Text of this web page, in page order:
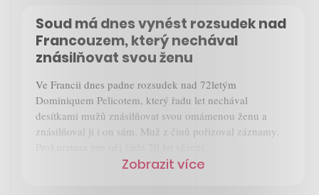
Soud má dnes vynést rozsudek nad
Francouzem, který nechával
znásilňovat svou ženu
Ve Francii dnes padne rozsudek nad 72letým
Dominiquem Pelicotem, který řadu let nechával
desítkami mužů znásilňovat svou omámenou ženu a
znásilňoval ji i on sám. Muž z činů pořizoval záznamy.
Zobrazit více